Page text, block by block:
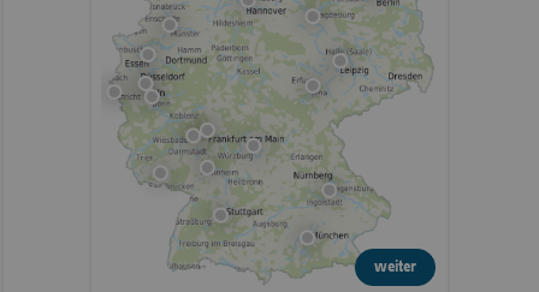
weiter